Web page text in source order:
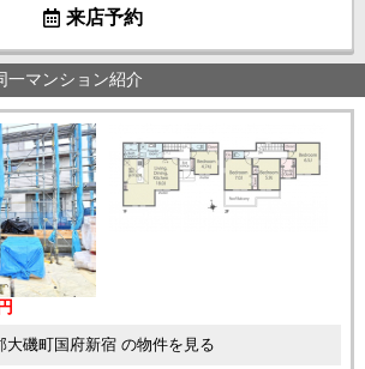
来店予約
一マンション紹介
大磯町国府新宿 の物件を見る